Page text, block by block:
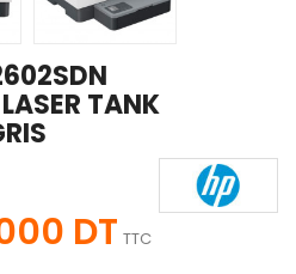
TANK
DT TTC